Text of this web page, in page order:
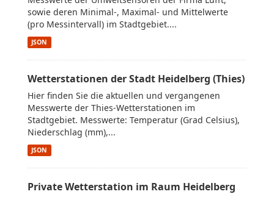
sowie deren Minimal-, Maximal- und Mittelwerte
(pro Messintervall) im Stadtgebiet....
JSON
Wetterstationen der Stadt Heidelberg (Thies)
Hier finden Sie die aktuellen und vergangenen
Messwerte der Thies-Wetterstationen im
Stadtgebiet. Messwerte: Temperatur (Grad Celsius),
Niederschlag (mm),...
JSON
Private Wetterstation im Raum Heidelberg